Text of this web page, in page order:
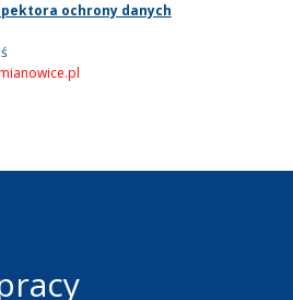
ochrony danych